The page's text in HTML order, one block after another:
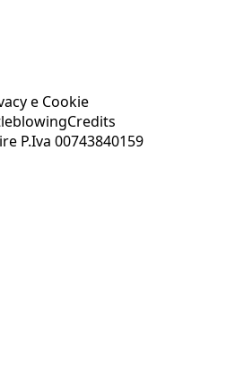
e Cookie
Credits
P.Iva 00743840159